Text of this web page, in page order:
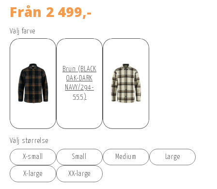
Från 2 499,-
Välj farve
Brun (BLACK
OAK-DARK
NAVY/294-
555)
Välj størrelse
X-small Small Medium Large
X-large XX-large